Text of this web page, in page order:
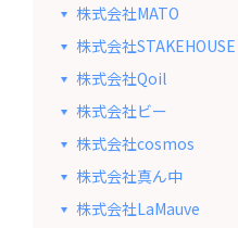
株式会社MATO
株式会社STAKEHOUSE
株式会社Qoil
株式会社ビー
株式会社cosmos
株式会社真ん中
株式会社LaMauve